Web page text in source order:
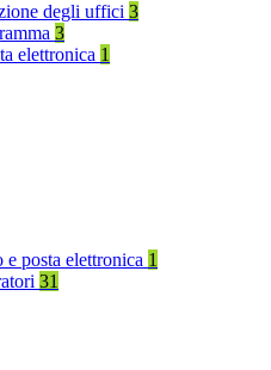
degli uffici 3
3
elettronica 1
e posta elettronica 1
31